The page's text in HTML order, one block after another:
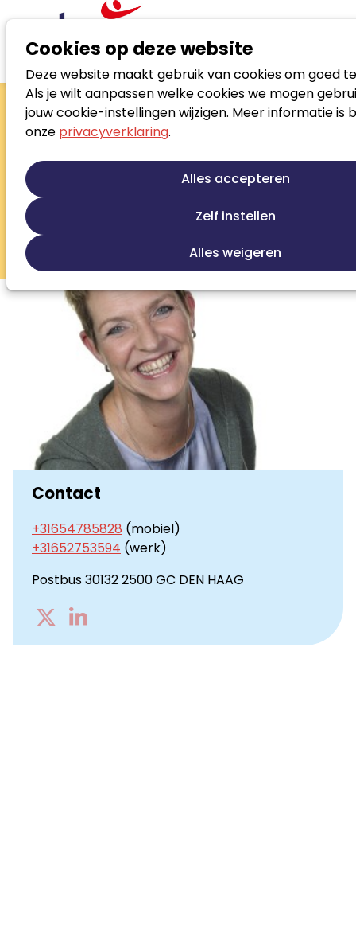
Cookies op deze website
Deze website maakt gebruik van cookies om goed
Als je wilt aanpassen welke cookies we mogen
jouw cookie-instellingen wijzigen. Meer informatie is
onze privacyverklaring.
Alles accepteren
Zelf instellen
Alles weigeren
Zoek loopbaanspecialist
Marleen Pol
Loopbaan-/mobiliteitsadviseur
Loopbaanontwikkeling
Talentontwikkeling
Persoonlijke ontwikkeling
Werkfit trajecten
Outplacement
Sollicitatiebegeleiding
Training/opleiding
Ontwikkeling loopbaanbeleid
Contact
+31654785828 (mobiel)
+31652753594 (werk)
Postbus 30132 2500 GC DEN HAAG
Go